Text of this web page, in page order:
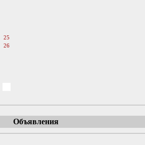
25
26
Объявления